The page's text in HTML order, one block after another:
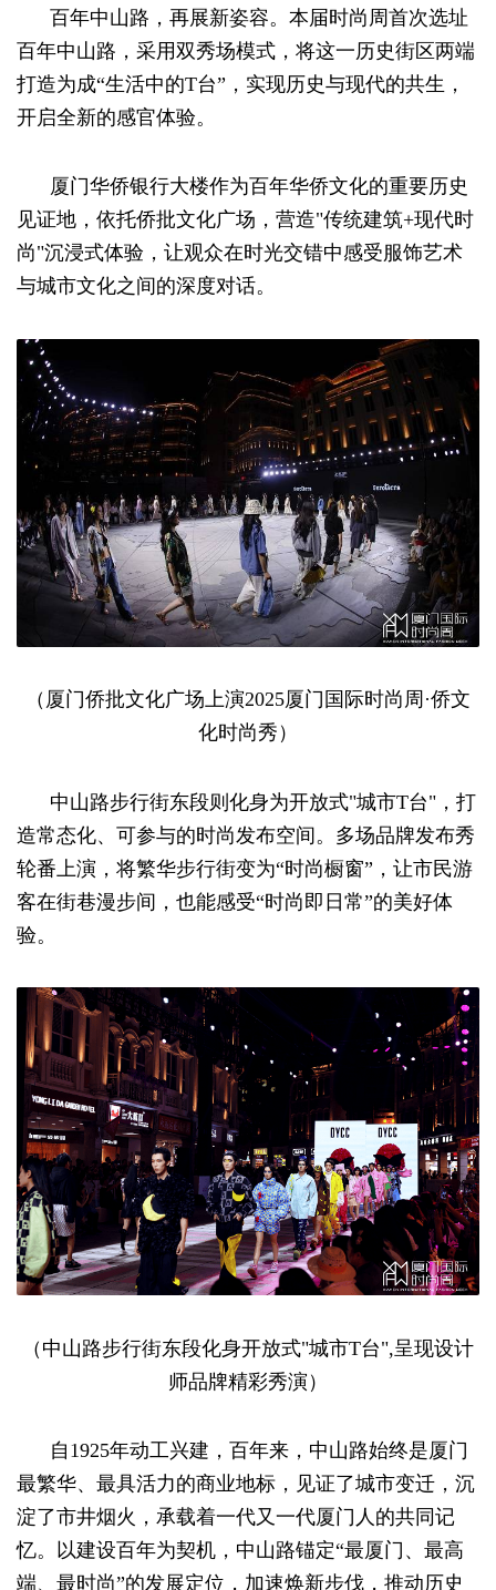
百年中山路，再展新姿容。本届时尚周首次选址
百年中山路，采用双秀场模式，将这一历史街区两端
打造为成“生活中的T台”，实现历史与现代的共生，
开启全新的感官体验。
厦门华侨银行大楼作为百年华侨文化的重要历史
见证地，依托侨批文化广场，营造"传统建筑+现代时
尚"沉浸式体验，让观众在时光交错中感受服饰艺术
与城市文化之间的深度对话。
（厦门侨批文化广场上演2025厦门国际时尚周·侨文
化时尚秀）
中山路步行街东段则化身为开放式"城市T台"，打
造常态化、可参与的时尚发布空间。多场品牌发布秀
轮番上演，将繁华步行街变为“时尚橱窗”，让市民游
客在街巷漫步间，也能感受“时尚即日常”的美好体
验。
（中山路步行街东段化身开放式"城市T台",呈现设计
师品牌精彩秀演）
自1925年动工兴建，百年来，中山路始终是厦门
最繁华、最具活力的商业地标，见证了城市变迁，沉
淀了市井烟火，承载着一代又一代厦门人的共同记
忆。以建设百年为契机，中山路锚定“最厦门、最高
端、最时尚”的发展定位，加速焕新步伐，推动历史